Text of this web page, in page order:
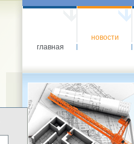
главная
новости